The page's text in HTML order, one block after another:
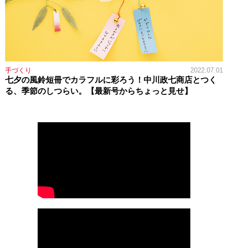
手づくり 2022.07.01
七夕の風鈴短冊でカラフルに彩ろう！中川政七商店とつく
る、季節のしつらい。【最新号からちょっと見せ】